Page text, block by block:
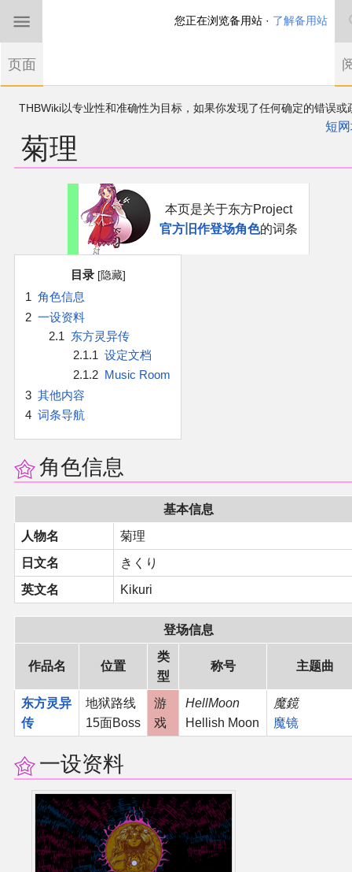
THBWiki以专业性和准确性为目标，如果你发现了任何确定的错误或
如果您是第一次来到这里，请点击右上角注册一
有任何意见、建议、求助、反馈都可以在
短
菊理
航
索
本页是关于东方Project
官方旧作登场角色的词条
目录
1 角色信息
2 一设资料
2.1 东方灵异传
2.1.1 设定文档
2.1.2 Music Room
3 其他内容
4 词条导航
角色信息
基本信息
人物名
菊理
日文名
きくり
英文名
Kikuri
登场信息
作品名 位置
类
型
称号 主题曲
东方灵异
传
地狱路线
15面Boss
游
戏
HellMoon
Hellish Moon
魔鏡
魔镜
一设资料
您正在浏览备用站 · 了解备用站
页面
首页
东方Project
东方同人规约
沙盒（建议使用）
加入我们
官方作品
官方游戏
官方音乐
官方书籍
官方角色
公式资料
其他相关项目
二次创作与活动
展会及活动导航
展会作品列表
商业二次创作